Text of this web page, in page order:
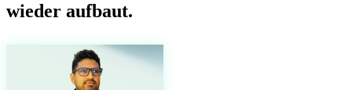
wieder aufbaut.